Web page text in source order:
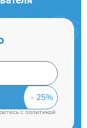
cполитикой